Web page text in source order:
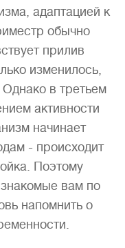
адаптацией к
обычно
прилив
изменилось,
Однако в третьем
ак­тивности
начинает
- происходит
Поэтому
знакомые вам по
напомнить о